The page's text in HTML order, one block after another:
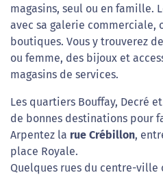
magasins, seul ou en famille.
avec sa galerie commerciale,
boutiques. Vous y trouverez
ou femme, des bijoux et
magasins de services.
Les quartiers Bouffay, Decré
de bonnes destinations pour
Arpentez la rue Crébillon,
place Royale.
Quelques rues du centre-ville